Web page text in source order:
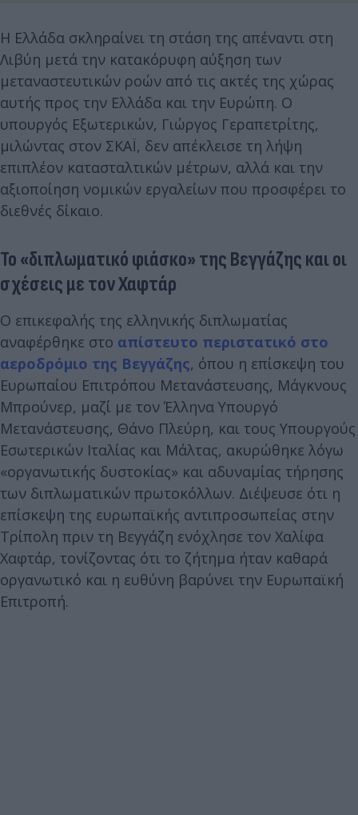
Η Ελλάδα σκληραίνει τη στάση της απέναντι στη
Λιβύη μετά την κατακόρυφη αύξηση των
μεταναστευτικών ροών από τις ακτές της χώρας
αυτής προς την Ελλάδα και την Ευρώπη. Ο
υπουργός Εξωτερικών, Γιώργος Γεραπετρίτης,
μιλώντας στον ΣΚΑΪ, δεν απέκλεισε τη λήψη
επιπλέον κατασταλτικών μέτρων, αλλά και την
αξιοποίηση νομικών εργαλείων που προσφέρει το
διεθνές δίκαιο.
Το «διπλωματικό φιάσκο» της Βεγγάζης και οι
σχέσεις με τον Χαφτάρ
Ο επικεφαλής της ελληνικής διπλωματίας
αναφέρθηκε στο απίστευτο περιστατικό στο
αεροδρόμιο της Βεγγάζης, όπου η επίσκεψη του
Ευρωπαίου Επιτρόπου Μετανάστευσης, Μάγκνους
Μπρούνερ, μαζί με τον Έλληνα Υπουργό
Μετανάστευσης, Θάνο Πλεύρη, και τους Υπουργούς
Εσωτερικών Ιταλίας και Μάλτας, ακυρώθηκε λόγω
«οργανωτικής δυστοκίας» και αδυναμίας τήρησης
των διπλωματικών πρωτοκόλλων. Διέψευσε ότι η
επίσκεψη της ευρωπαϊκής αντιπροσωπείας στην
Τρίπολη πριν τη Βεγγάζη ενόχλησε τον Χαλίφα
Χαφτάρ, τονίζοντας ότι το ζήτημα ήταν καθαρά
οργανωτικό και η ευθύνη βαρύνει την Ευρωπαϊκή
Επιτροπή.